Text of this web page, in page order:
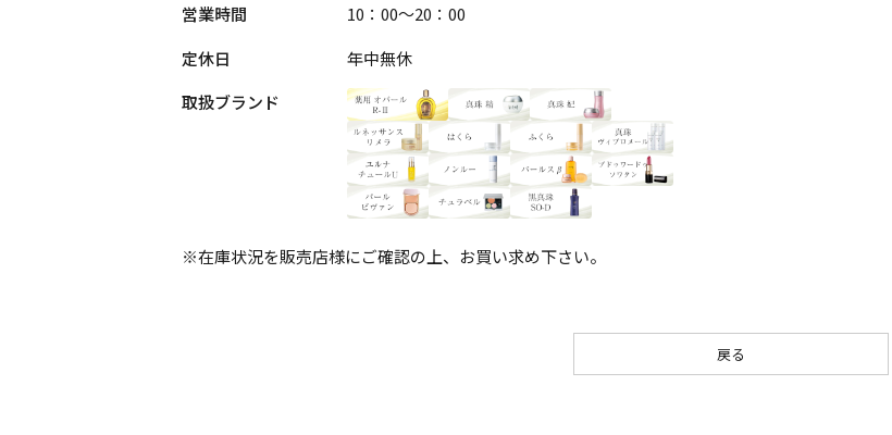
営業時間
10：00～20：00
定休日
年中無休
取扱ブランド
※在庫状況を販売店様にご確認の上、お買い求め下さい。
戻る